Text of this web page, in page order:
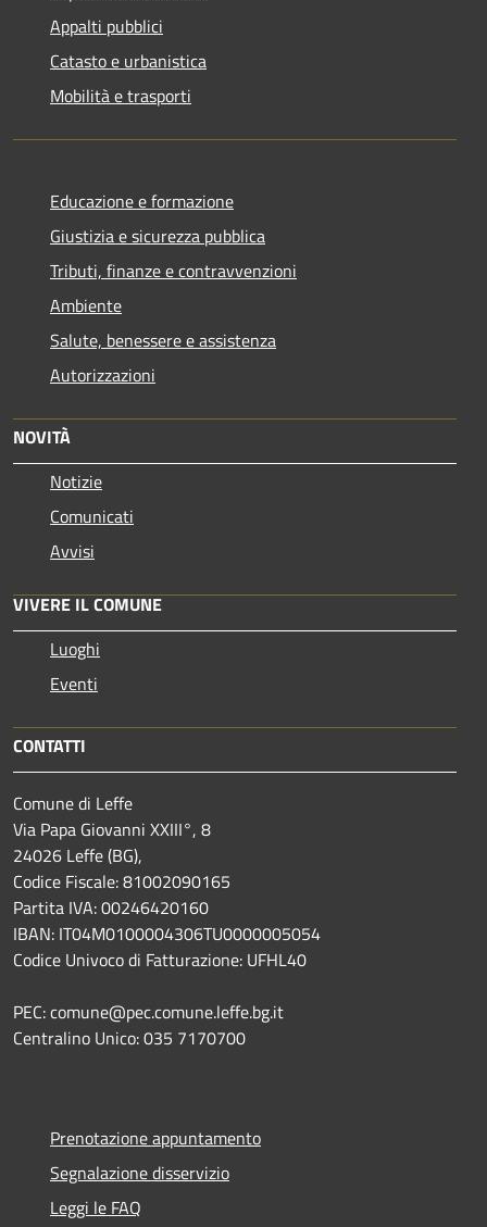
Appalti pubblici
Catasto e urbanistica
Mobilità e trasporti
Educazione e formazione
Giustizia e sicurezza pubblica
Tributi, finanze e contravvenzioni
Ambiente
Salute, benessere e assistenza
Autorizzazioni
NOVITÀ
Notizie
Comunicati
Avvisi
VIVERE IL COMUNE
Luoghi
Eventi
CONTATTI
Comune di Leffe
Via Papa Giovanni XXIII°, 8
24026 Leffe (BG),
Codice Fiscale: 81002090165
Partita IVA: 00246420160
IBAN: IT04M0100004306TU0000005054
Codice Univoco di Fatturazione: UFHL40
PEC: comune@pec.comune.leffe.bg.it
Centralino Unico: 035 7170700
Prenotazione appuntamento
Segnalazione disservizio
Leggi le FAQ